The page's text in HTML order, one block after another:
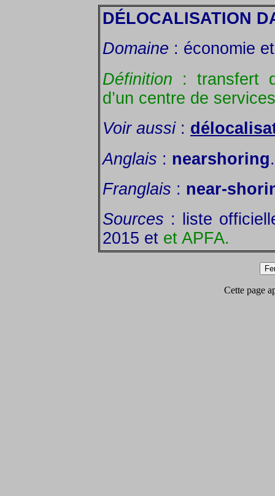
DÉLOCALISATION
Domaine : économie
Définition : transfert
d’un centre de
Voir aussi:
Anglais : nearshoring.
Franglais : near-
Sources : liste
2015 et et APFA.
Cette page